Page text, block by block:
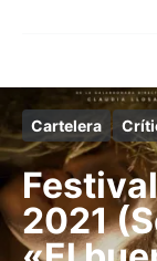
Cartelera
2021